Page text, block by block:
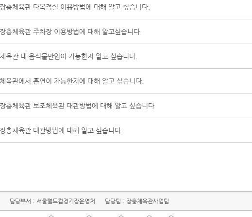
장충체육관 다목적실 이용방법에 대해 알고 싶습니다.
장충체육관 주차장 이용방법에 대해 알고싶습니다.
체육관 내 음식물반입이 가능한지 알고 싶습니다.
체육관에서 흡연이 가능한지에 대해 알고 싶습니다.
장충체육관 보조체육관 대관방법에 대해 알고 싶습니다
장충체육관 대관방법에 대해 알고 싶습니다.
담당부서 : 서울월드컵경기장운영처 담당팀 : 장충체육관사업팀